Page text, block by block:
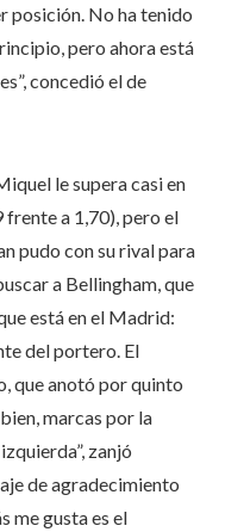
posición. No ha tenido
pero ahora está
concedió el de
le supera casi en
a 1,70), pero el
pudo con su rival para
a Bellingham, que
está en el Madrid:
del portero. El
que anotó por quinto
marcas por la
zanjó
de agradecimiento
me gusta es el